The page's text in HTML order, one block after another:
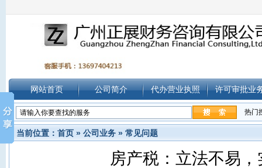
网站首页 公司简介 代办营业执照 许可审批业
热门
当前位置： 首页 » 公司业务 » 常见问题
房产税：立法不易